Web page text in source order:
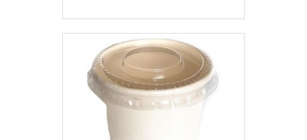
produção com fábricas ainda
mais modernas e custos
reduzidos. Aumentando, assim, o
mix de sacos a pronta entrega e
venda fracionada, até em
pequenas quantidades. Para
aplicação;Praticidade de
manuseio;Acabamento
diferenciado e largura
calibrada;Alta qualidade de
impressão e uniformidade no lote
produzido;Entre
outros.Conhecida por ser líder de
mercado e altamente qualificada,